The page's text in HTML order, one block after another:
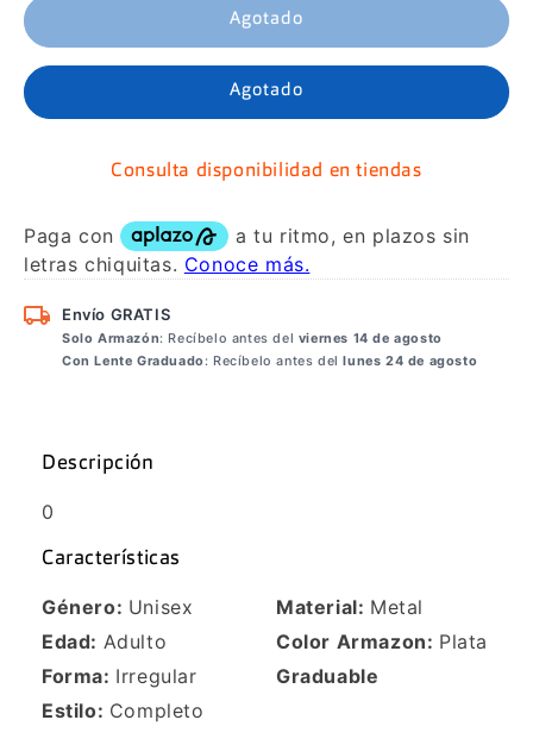
Agotado
Agotado
Consulta disponibilidad en tiendas
Envío GRATIS
Solo Armazón: Recíbelo antes del viernes 14 de agosto
Con Lente Graduado: Recíbelo antes dellunes 24 de agosto
Descripción
0
Características
Género: Unisex
Edad: Adulto
Forma: Irregular
Estilo: Completo
Material: Metal
Color Armazon: Plata
Graduable